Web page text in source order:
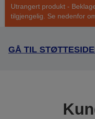
Utrangert produkt -
tilgjengelig. Se nedenfor
GÅ TIL